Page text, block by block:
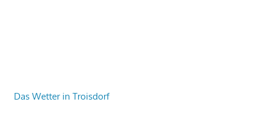
Das Wetter in Troisdorf